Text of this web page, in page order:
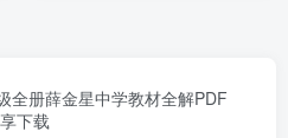
全册薛金星中学教材全解PDF
下载